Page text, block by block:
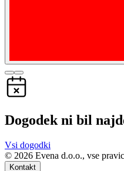
Dogodek ni bil
Vsi dogodki
© 2026 Evena d.o.o., vse
Kontakt